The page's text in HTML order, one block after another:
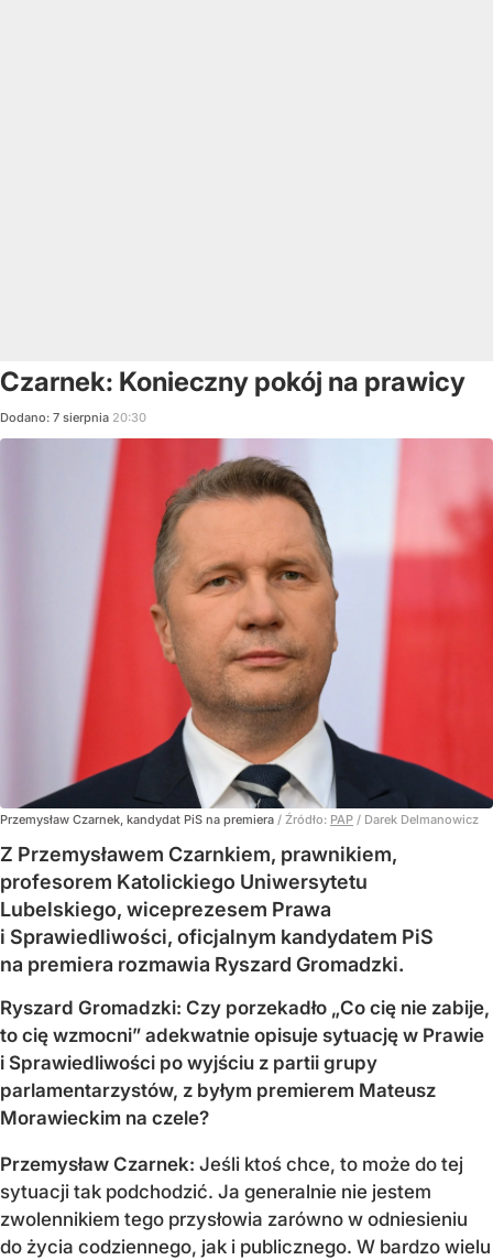
Czarnek: Konieczny pokój na prawicy
Dodano: 7 sierpnia 20:30
Przemysław Czarnek, kandydat PiS na premiera / Źródło: PAP / Darek Delmanowicz
Z Przemysławem Czarnkiem, prawnikiem,
profesorem Katolickiego Uniwersytetu
Lubelskiego, wiceprezesem Prawa
i Sprawiedliwości, oficjalnym kandydatem PiS
na premiera rozmawia Ryszard Gromadzki.
Ryszard Gromadzki: Czy porzekadło „Co cię nie zabije,
to cię wzmocni” adekwatnie opisuje sytuację w Prawie
i Sprawiedliwości po wyjściu z partii grupy
parlamentarzystów, z byłym premierem Mateusz
Morawieckim na czele?
Przemysław Czarnek: Jeśli ktoś chce, to może do tej
sytuacji tak podchodzić. Ja generalnie nie jestem
zwolennikiem tego przysłowia zarówno w odniesieniu
do życia codziennego, jak i publicznego. W bardzo wielu